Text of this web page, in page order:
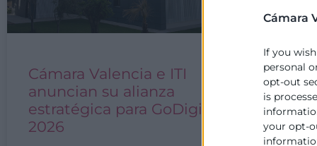
Cámara
If you
personal
opt-out
is
your opt-
Cámara Valencia e ITI
anuncian su alianza
estratégica para GoDigital
2026